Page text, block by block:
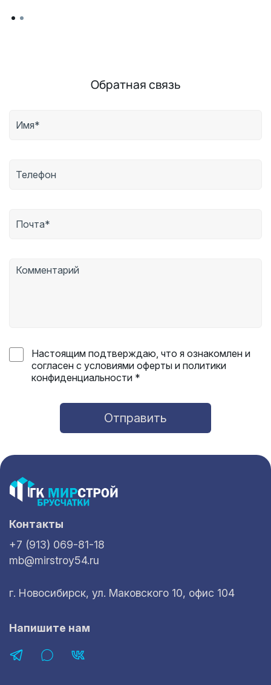
Обратная связь
Настоящим подтверждаю, что я ознакомлен и
согласен с условиями оферты и политики
конфиденциальности *
Отправить
Контакты
+7 (913) 069-81-18
mb@mirstroy54.ru
г. Новосибирск, ул. Маковского 10, офис 104
Напишите нам